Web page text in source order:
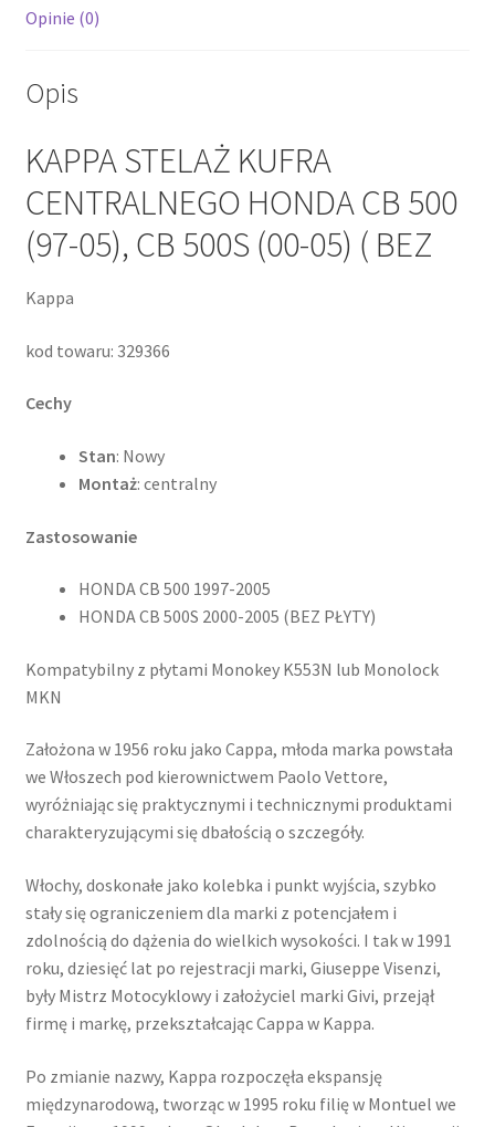
500S
(
Opinie (0)
Opis
KAPPA STELAŻ KUFRA
CENTRALNEGO HONDA CB 500
(97-05), CB 500S (00-05) ( BEZ
Kappa
kod towaru: 329366
Cechy
Stan: Nowy
Montaż: centralny
Zastosowanie
HONDA CB 500 1997-2005
HONDA CB 500S 2000-2005 (BEZ PŁYTY)
Kompatybilny z płytami Monokey K553N lub Monolock
MKN
Założona w 1956 roku jako Cappa, młoda marka powstała
we Włoszech pod kierownictwem Paolo Vettore,
wyróżniając się praktycznymi i technicznymi produktami
charakteryzującymi się dbałością o szczegóły.
Włochy, doskonałe jako kolebka i punkt wyjścia, szybko
stały się ograniczeniem dla marki z potencjałem i
zdolnością do dążenia do wielkich wysokości. I tak w 1991
roku, dziesięć lat po rejestracji marki, Giuseppe Visenzi,
były Mistrz Motocyklowy i założyciel marki Givi, przejął
firmę i markę, przekształcając Cappa w Kappa.
Po zmianie nazwy, Kappa rozpoczęła ekspansję
międzynarodową, tworząc w 1995 roku filię w Montuel we